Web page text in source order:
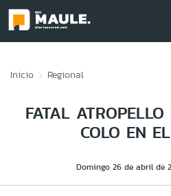
Inicio Regional
FATAL
COLO EN
Domingo 26 de abril de